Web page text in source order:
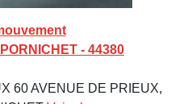
- 44380
60 AVENUE DE PRIEUX,